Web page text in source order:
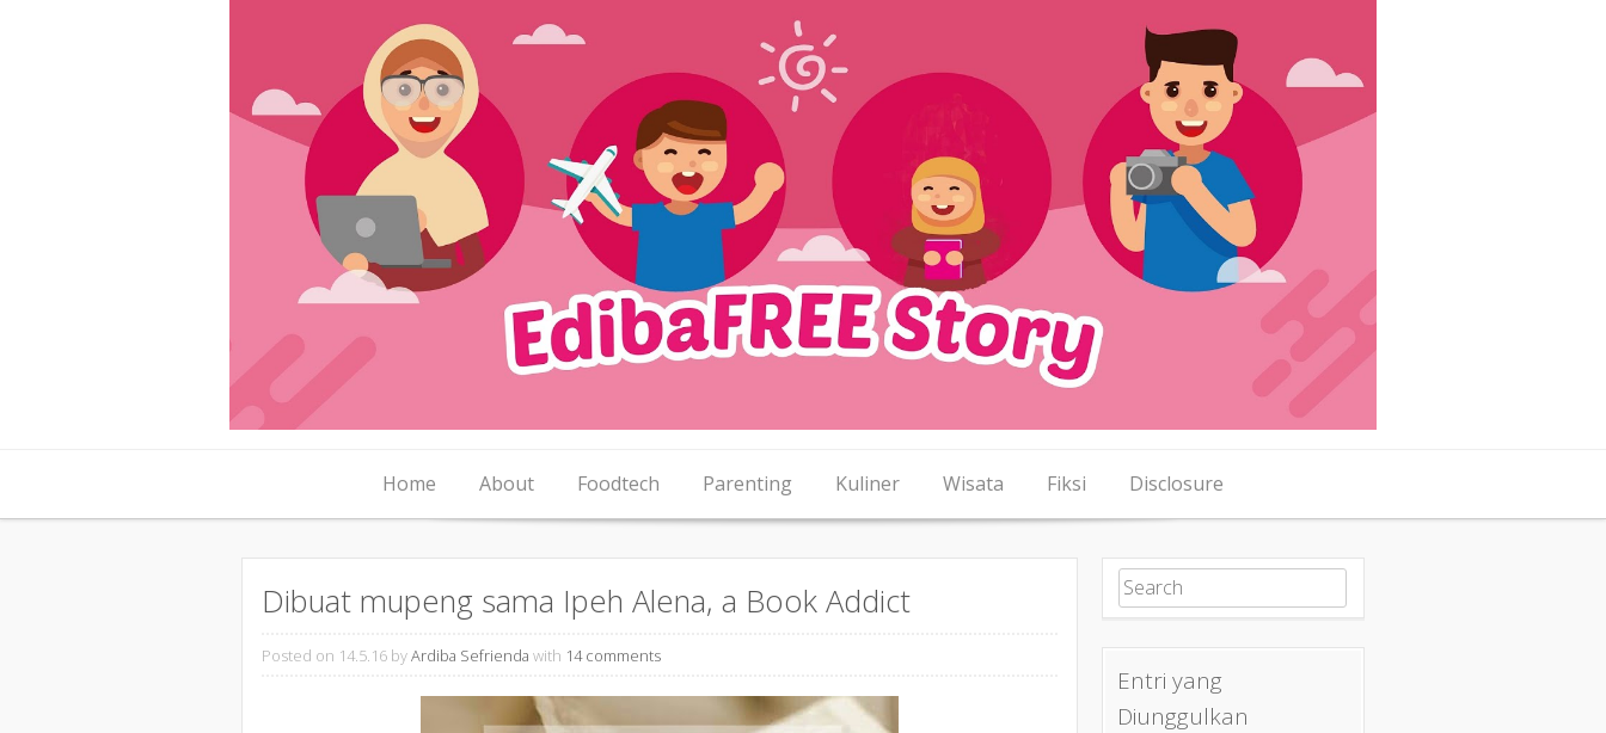
Home About Foodtech Parenting Kuliner Wisata Fiksi Disclosure
Dibuat mupeng sama Ipeh Alena, a Book Addict
Posted on 14.5.16 byArdiba Sefrienda with 14 comments
Search for:
Entri yang
Diunggulkan